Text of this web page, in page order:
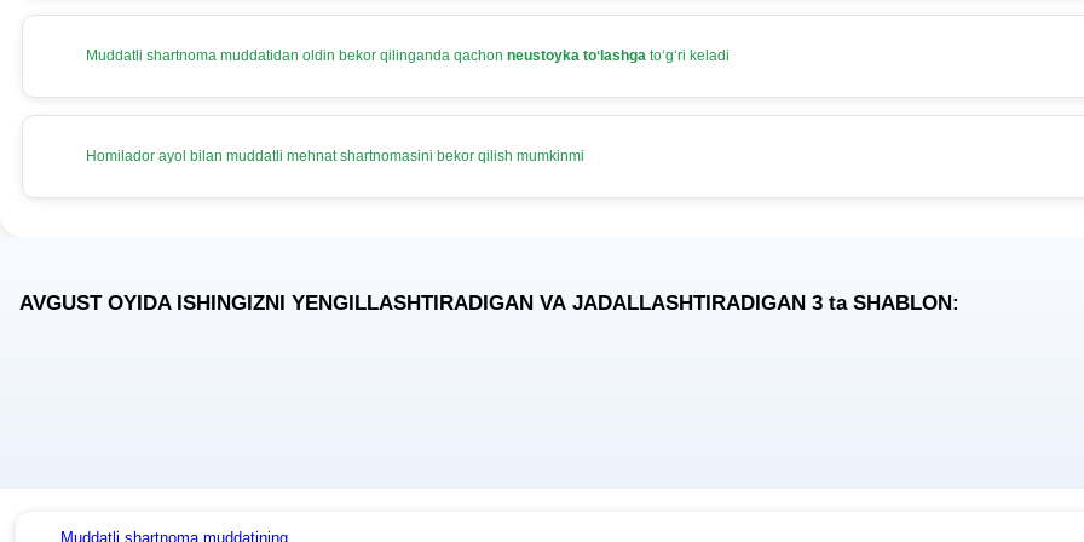
Muddatli shartnoma muddatidan oldin bekor qilinganda qachon neustoyka toʻlashga toʻgʻri keladi
Homilador ayol bilan muddatli mehnat shartnomasini bekor qilish mumkinmi
AVGUST OYIDA ISHINGIZNI YENGILLASHTIRADIGAN VA JADALLASHTIRADIGAN 3 taSHABLON:
Muddatli shartnoma muddatining